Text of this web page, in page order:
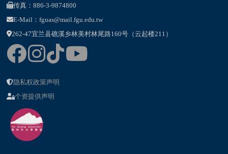
传真：886-3-9874800
E-Mail：fguas@mail.fgu.edu.tw
262-47宜兰县礁溪乡林美村林尾路160号（云起楼211）
隐私权政策声明
个资提供声明